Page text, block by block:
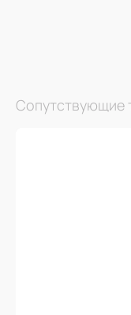
Сопутствующие